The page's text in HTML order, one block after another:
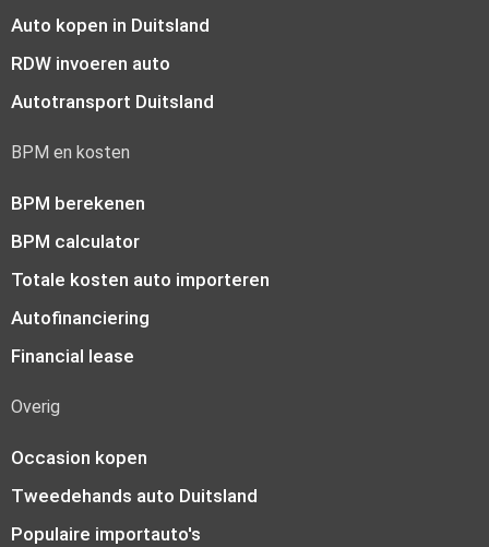
Auto kopen in Duitsland
RDW invoeren auto
Autotransport Duitsland
BPM en kosten
BPM berekenen
BPM calculator
Totale kosten auto importeren
Autofinanciering
Financial lease
Overig
Occasion kopen
Tweedehands auto Duitsland
Populaire importauto's